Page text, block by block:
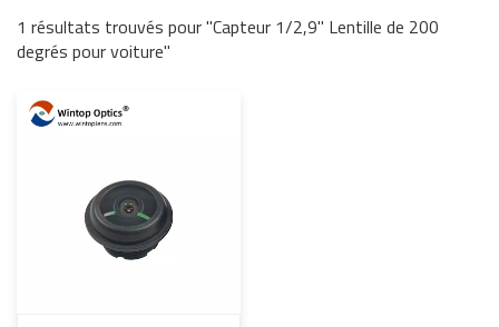
1 résultats trouvés pour "Capteur 1/2,9" Lentille de 200
degrés pour voiture"